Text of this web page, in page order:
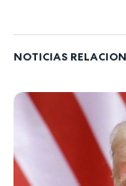
NOTICIAS